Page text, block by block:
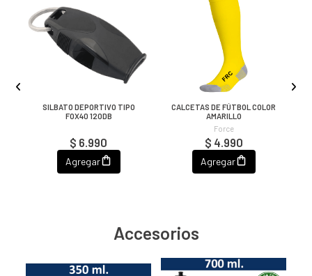
SILBATO DEPORTIVO TIPO
FOX40 120DB
$ 6.990
Agregar
CALCETAS DE FÚTBOL COLOR
AMARILLO
Force
$ 4.990
Agregar
Accesorios